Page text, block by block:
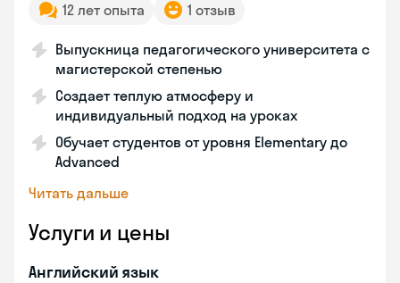
12 лет опыта
1 отзыв
Выпускница педагогического университета с
магистерской степенью
Создает теплую атмосферу и
индивидуальный подход на уроках
Обучает студентов от уровня Elementary до
Advanced
Читать дальше
Услуги и цены
Английский язык